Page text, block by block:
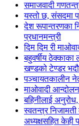
समाजवादी
यस्तो छ, संसदमा
देश रूपान्तरणका
प्रधानमन्त्री
दिम दिम री
बहुवर्षीय ठेक्काका
खण्डको टेण्डर
पञ्चायतकालीन
माओवादी
बहिनीलाई
स्वतन्त्र निजामती
अध्यक्षसहित केही